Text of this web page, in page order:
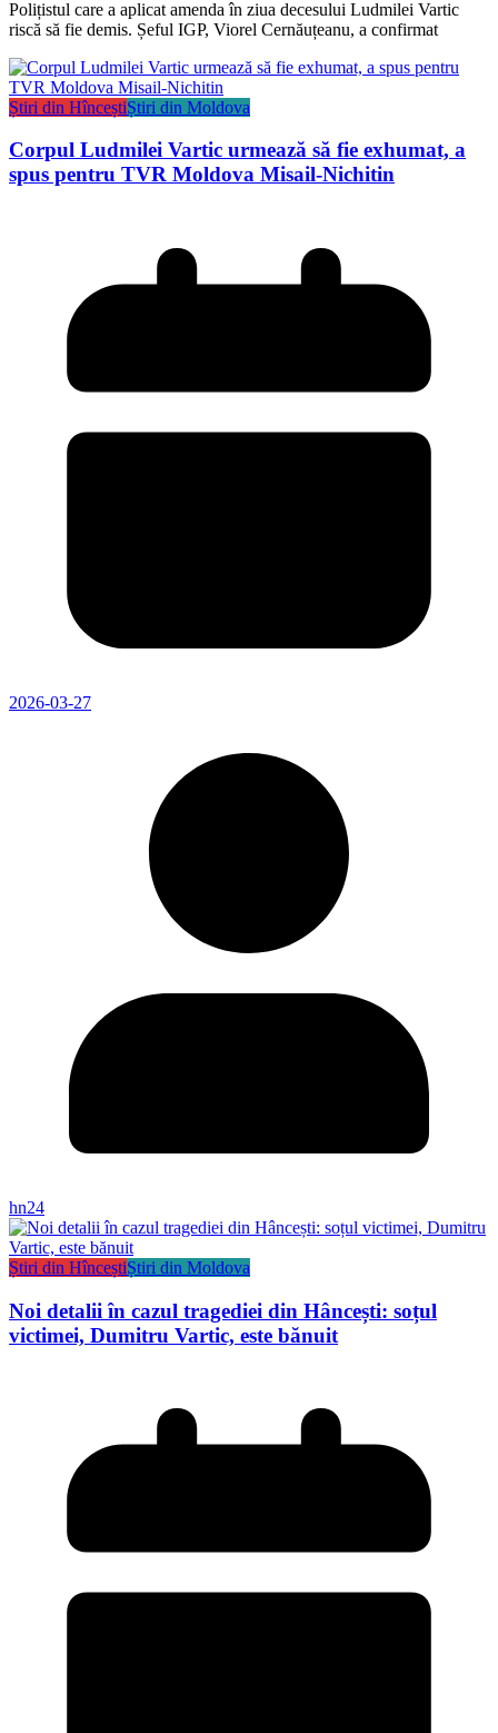
Polițistul care a aplicat amenda în ziua decesului Ludmilei Vartic
riscă să fie demis. Șeful IGP, Viorel Cernăuțeanu, a confirmat
Știri din HînceștiȘtiri din Moldova
Corpul Ludmilei Vartic urmează să fie exhumat, a
spus pentru TVR Moldova Misail-Nichitin
2026-03-27
hn24
Știri din HînceștiȘtiri din Moldova
Noi detalii în cazul tragediei din Hâncești: soțul
victimei, Dumitru Vartic, este bănuit